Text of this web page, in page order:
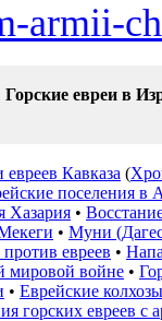
armii-
Горские евреи в
Кавказа (
поселения в
Хазария •
• Муни
евреев •
мировой войне •
• Еврейские
горских евреев с